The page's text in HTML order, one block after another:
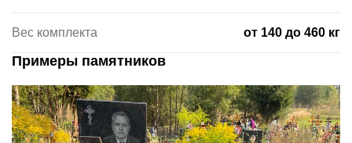
Вес комплекта от 140 до 460 кг
Примеры памятников